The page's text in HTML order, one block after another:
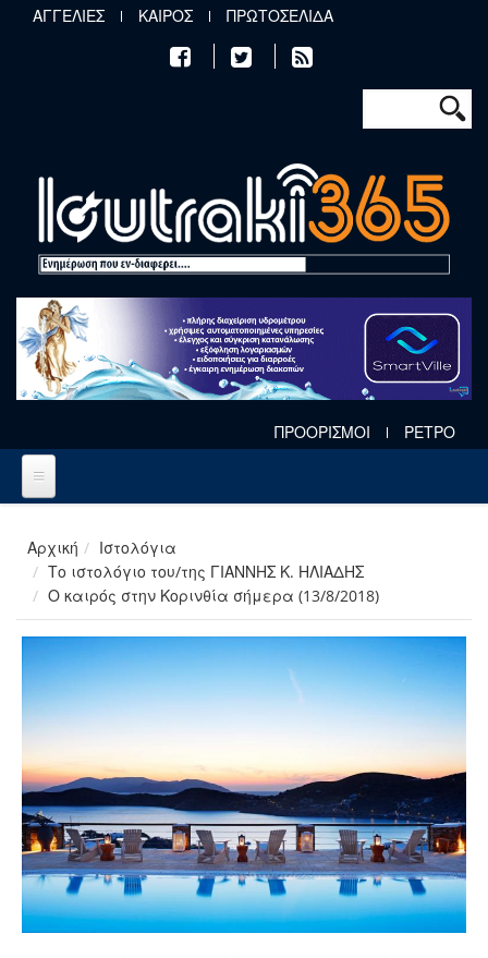
Παράκαμψη προς το κυρίως περιεχόμενο
ΑΓΓΕΛΙΕΣ ΚΑΙΡΟΣ ΠΡΩΤΟΣΕΛΙΔΑ
Φόρμα
Αναζήτηση
ΠΡΟΟΡΙΣΜΟΙ ΡΕΤΡΟ
Αρχική
Ιστολόγια
Το ιστολόγιο του/της ΓΙΑΝΝΗΣ Κ. ΗΛΙΑΔΗΣ
Ο καιρός στην Κορινθία σήμερα (13/8/2018)